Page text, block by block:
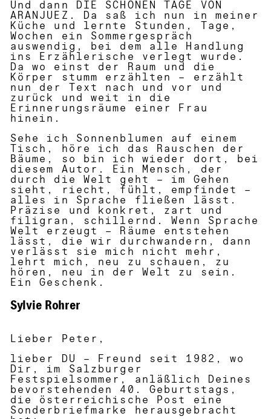
Und dann DIE SCHÖNEN TAGE VON
ARANJUEZ. Da saß ich nun in meiner
Küche und lernte Stunden, Tage,
Wochen ein Sommergespräch
auswendig, bei dem alle Handlung
ins Erzählerische verlegt wurde.
Da wo einst der Raum und die
Körper stumm erzählten – erzählt
nun der Text nach und vor und
zurück und weit in die
Erinnerungsräume einer Frau
hinein.
Sehe ich Sonnenblumen auf einem
Tisch, höre ich das Rauschen der
Bäume, so bin ich wieder dort, bei
diesem Autor. Ein Mensch, der
durch die Welt geht – im Gehen
sieht, riecht, fühlt, empfindet –
alles in Sprache fließen lässt.
Präzise und konkret, zart und
filigran, schillernd. Wenn Sprache
Welt erzeugt – Räume entstehen
lässt, die wir durchwandern, dann
verlässt sie mich nicht mehr,
lehrt mich, neu zu schauen, zu
hören, neu in der Welt zu sein.
Ein Geschenk.
Sylvie Rohrer
Lieber Peter,
lieber DU – Freund seit 1982, wo
Dir, im Salzburger
Festspielsommer, anläßlich Deines
bevorstehenden 40. Geburtstags,
die österreichische Post eine
Sonderbriefmarke herausgebracht